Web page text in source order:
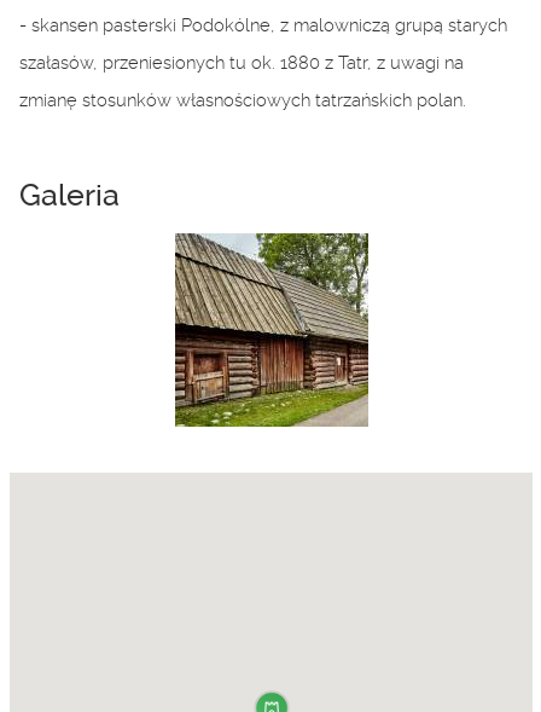
- skansen pasterski Podokólne, z malowniczą grupą starych
szałasów, przeniesionych tu ok. 1880 z Tatr, z uwagi na
zmianę stosunków własnościowych tatrzańskich polan.
Galeria